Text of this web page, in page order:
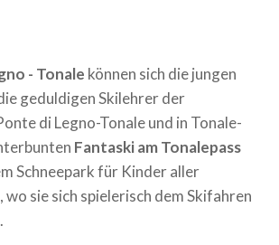
- Tonale können sich die jungen
geduldigen Skilehrer der
di Legno-Tonale und in Tonale-
Fantaski am Tonalepass
Schneepark für Kinder aller
sie sich spielerisch dem Skifahren